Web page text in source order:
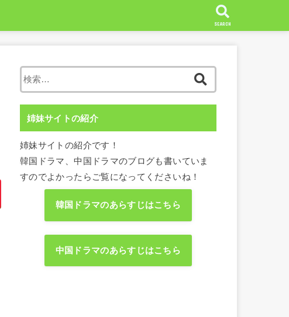
SEARCH
姉妹サイトの紹介
姉妹サイトの紹介です！
韓国ドラマ、中国ドラマのブログも書いていま
すのでよかったらご覧になってくださいね！
韓国ドラマのあらすじはこちら
中国ドラマのあらすじはこちら